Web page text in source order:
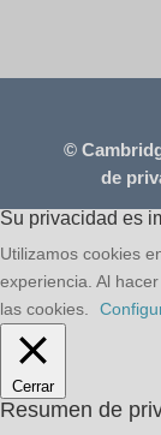
©
de
Su privacidad es
Utilizamos cookies
experiencia. Al
las cookies.
Cerrar
Resumen de